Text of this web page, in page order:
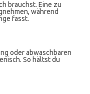
brauchst. Eine zu
während
fasst.
oder abwaschbaren
So hältst du